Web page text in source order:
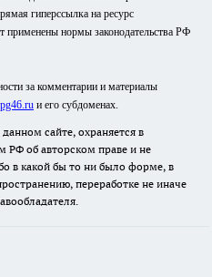
гиперссылка на ресурс
применены нормы законодательства РФ
за комментарии и материалы
pg46.ru и его субдоменах.
сайте, охраняется в
РФ об авторском праве и не
в какой бы то ни было форме, в
переработке не иначе